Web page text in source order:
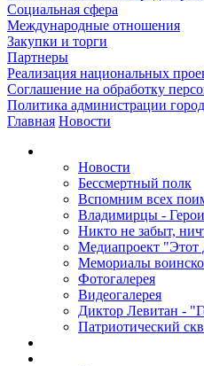
Социальная сфера
Международные отношения
Закупки и торги
Партнеры
Реализация национальных
Соглашение на обработку
Политика администрации
Главная Новости
Новости
Бессмертный полк
Вспомним всех
Владимирцы -
Никто не забыт,
Медиапроект
Мемориалы
Фотогалерея
Видеогалерея
Диктор Левитан -
Патриотический